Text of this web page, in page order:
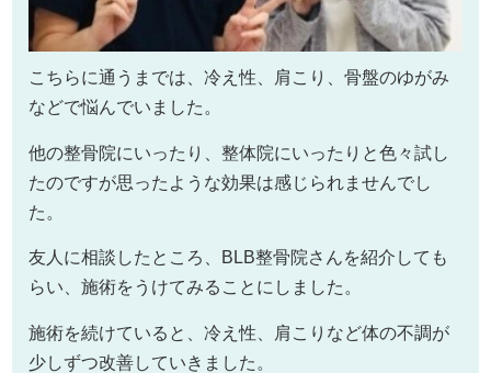
こちらに通うまでは、冷え性、肩こり、骨盤のゆがみ
などで悩んでいました。
他の整骨院にいったり、整体院にいったりと色々試し
たのですが思ったような効果は感じられませんでし
た。
友人に相談したところ、BLB整骨院さんを紹介しても
らい、施術をうけてみることにしました。
施術を続けていると、冷え性、肩こりなど体の不調が
少しずつ改善していきました。